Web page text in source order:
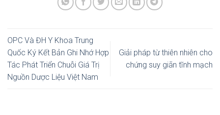
OPC Và ĐH Y Khoa Trung
Quốc Ký Kết Bản Ghi Nhớ Hợp
Tác Phát Triển Chuỗi Giá Trị
Nguồn Dược Liệu Việt Nam
Giải pháp từ thiên nhiên cho
chứng suy giãn tĩnh mạch